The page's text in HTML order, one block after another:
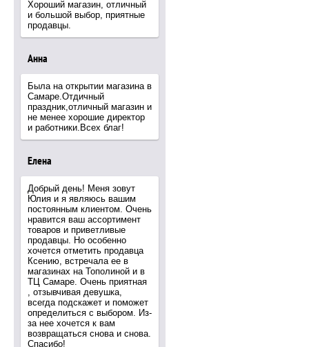
Хороший магазин, отличный
и большой выбор, приятные
продавцы.
Анна
Была на открытии магазина в
Самаре.Отдичный
праздник,отличный магазин и
не менее хорошие директор
и работники.Всех благ!
Елена
Добрый день! Меня зовут
Юлия и я являюсь вашим
постоянным клиентом. Очень
нравится ваш ассортимент
товаров и приветливые
продавцы. Но особенно
хочется отметить продавца
Ксению, встречала ее в
магазинах на Тополиной и в
ТЦ Самаре. Очень приятная
, отзывчивая девушка,
всегда подскажет и поможет
определиться с выбором. Из-
за нее хочется к вам
возвращаться снова и снова.
Спасибо!